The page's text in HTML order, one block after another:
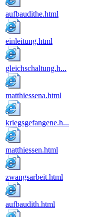
aufbaudithe.html
einleitung.html
gleichschaltung.h...
matthiessena.html
kriegsgefangene.h...
matthiessen.html
zwangsarbeit.html
aufbaudith.html